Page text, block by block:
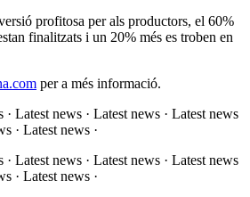
profitosa per als productors, el 60%
finalitzats i un 20% més es troben en
per a més informació.
Latest news · Latest news · Latest news
· Latest news ·
Latest news · Latest news · Latest news
· Latest news ·